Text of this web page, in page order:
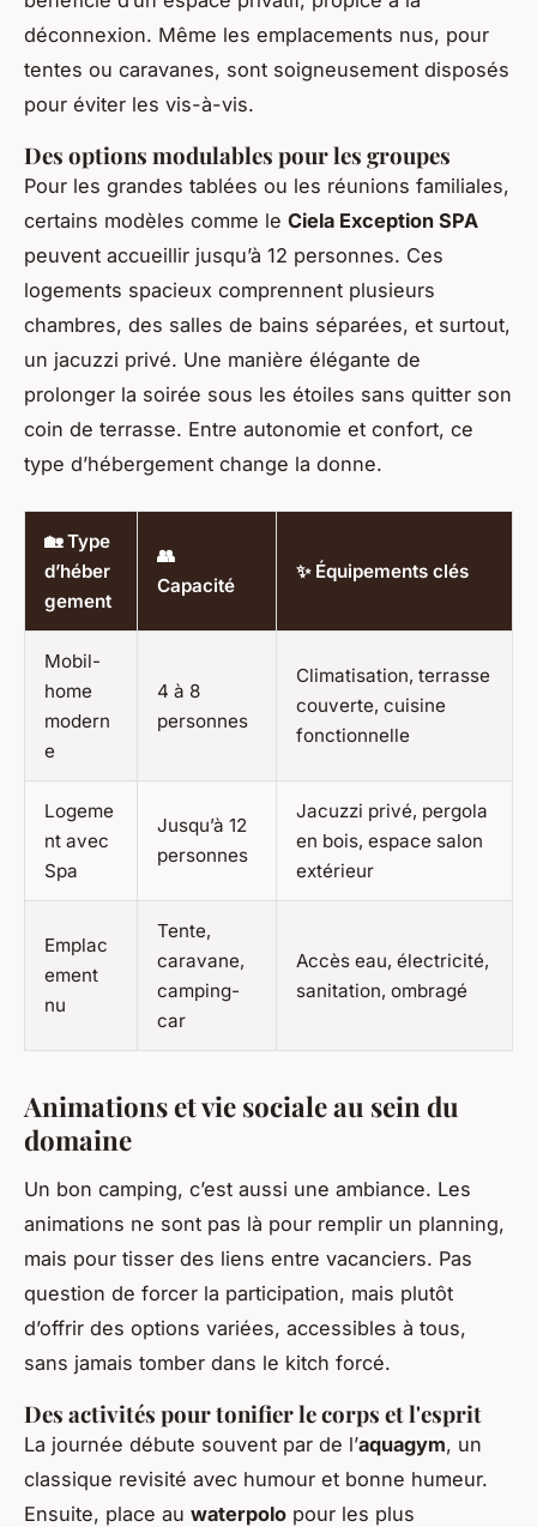
déconnexion. Même les emplacements nus, pour
tentes ou caravanes, sont soigneusement disposés
pour éviter les vis-à-vis.
Des options modulables pour les groupes
Pour les grandes tablées ou les réunions familiales,
certains modèles comme le Ciela Exception SPA
peuvent accueillir jusqu’à 12 personnes. Ces
logements spacieux comprennent plusieurs
chambres, des salles de bains séparées, et surtout,
un jacuzzi privé. Une manière élégante de
prolonger la soirée sous les étoiles sans quitter son
coin de terrasse. Entre autonomie et confort, ce
type d’hébergement change la donne.
🏡 Type
d’héber
gement
👥
Capacité
✨ Équipements clés
Mobil-
home
modern
e
4 à 8
personnes
Climatisation, terrasse
couverte, cuisine
fonctionnelle
Logeme
nt avec
Spa
Jusqu’à 12
personnes
Jacuzzi privé, pergola
en bois, espace salon
extérieur
Emplac
ement
nu
Tente,
caravane,
camping-
car
Accès eau, électricité,
sanitation, ombragé
Animations et vie sociale au sein du
domaine
Un bon camping, c’est aussi une ambiance. Les
animations ne sont pas là pour remplir un planning,
mais pour tisser des liens entre vacanciers. Pas
question de forcer la participation, mais plutôt
d’offrir des options variées, accessibles à tous,
sans jamais tomber dans le kitch forcé.
Des activités pour tonifier le corps et l'esprit
La journée débute souvent par de l’aquagym, un
classique revisité avec humour et bonne humeur.
Ensuite, place au waterpolo pour les plus